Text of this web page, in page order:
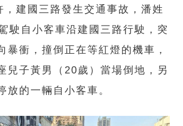
，建國三路發生交通事故，潘姓
駛自小客車沿建國三路行駛，突
暴衝，撞倒正在等紅燈的機車，
兒子黃男（20歲）當場倒地，另
放的一輛自小客車。